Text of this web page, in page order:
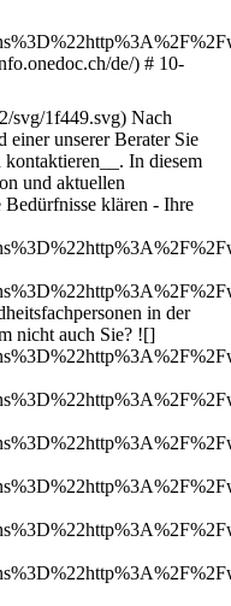
de/) # 10-
svg/1f449.svg) Nach
einer unserer Berater Sie
In diesem
und aktuellen
klären - Ihre
in der
nicht auch Sie? ![]